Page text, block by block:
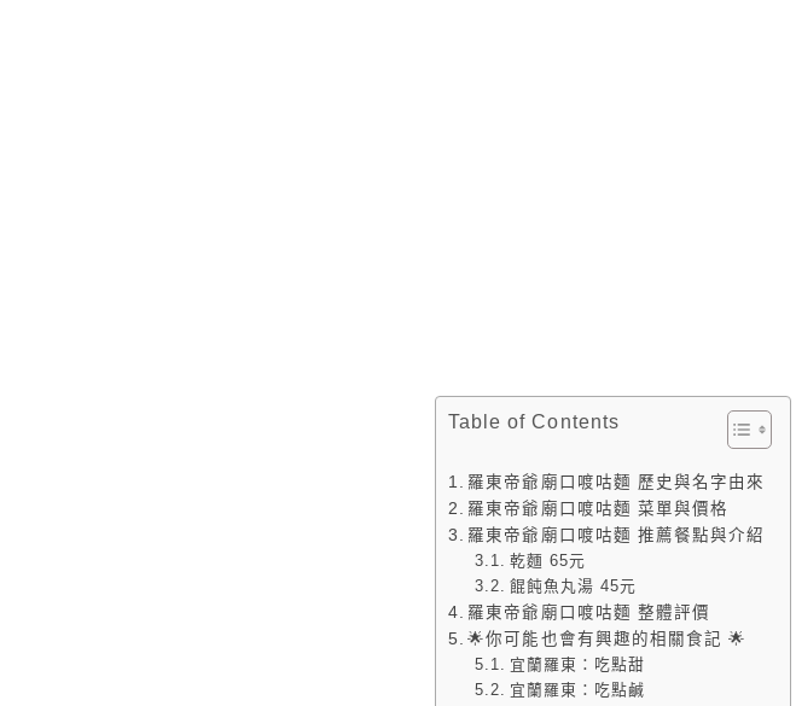
Table of Contents
羅東帝爺廟口喥咕麵 歷史與名字由來
羅東帝爺廟口喥咕麵 菜單與價格
羅東帝爺廟口喥咕麵 推薦餐點與介紹
乾麵 65元
餛飩魚丸湯 45元
羅東帝爺廟口喥咕麵 整體評價
🌟你可能也會有興趣的相關食記 🌟
宜蘭羅東：吃點甜
宜蘭羅東：吃點鹹